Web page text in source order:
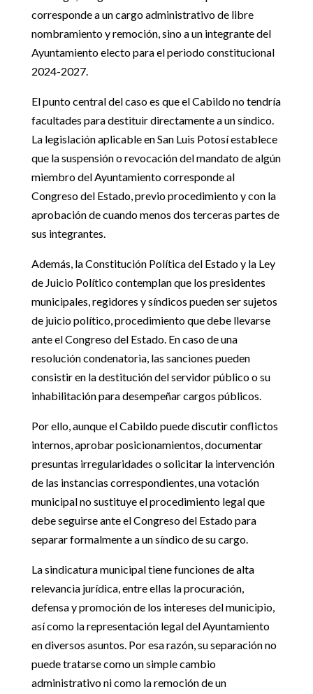
corresponde a un cargo administrativo de libre
nombramiento y remoción, sino a un integrante del
Ayuntamiento electo para el periodo constitucional
2024-2027.
El punto central del caso es que el Cabildo no tendría
facultades para destituir directamente a un síndico.
La legislación aplicable en San Luis Potosí establece
que la suspensión o revocación del mandato de algún
miembro del Ayuntamiento corresponde al
Congreso del Estado, previo procedimiento y con la
aprobación de cuando menos dos terceras partes de
sus integrantes.
Además, la Constitución Política del Estado y la Ley
de Juicio Político contemplan que los presidentes
municipales, regidores y síndicos pueden ser sujetos
de juicio político, procedimiento que debe llevarse
ante el Congreso del Estado. En caso de una
resolución condenatoria, las sanciones pueden
consistir en la destitución del servidor público o su
inhabilitación para desempeñar cargos públicos.
Por ello, aunque el Cabildo puede discutir conflictos
internos, aprobar posicionamientos, documentar
presuntas irregularidades o solicitar la intervención
de las instancias correspondientes, una votación
municipal no sustituye el procedimiento legal que
debe seguirse ante el Congreso del Estado para
separar formalmente a un síndico de su cargo.
La sindicatura municipal tiene funciones de alta
relevancia jurídica, entre ellas la procuración,
defensa y promoción de los intereses del municipio,
así como la representación legal del Ayuntamiento
en diversos asuntos. Por esa razón, su separación no
puede tratarse como un simple cambio
administrativo ni como la remoción de un